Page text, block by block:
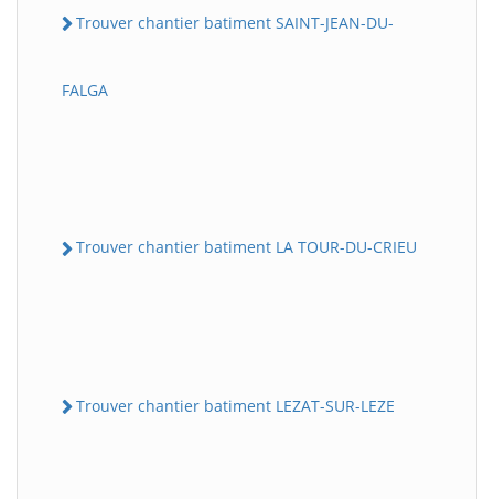
Trouver chantier batiment SAINT-JEAN-DU-
FALGA
Trouver chantier batiment LA TOUR-DU-CRIEU
Trouver chantier batiment LEZAT-SUR-LEZE